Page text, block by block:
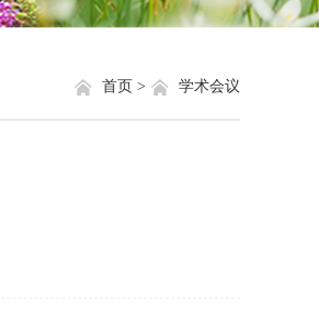
相关网站链接
关于我们学术会议
首页 >